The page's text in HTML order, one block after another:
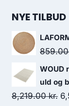
NYE TILBUD
WOUD
uld og
8,219.00kr.